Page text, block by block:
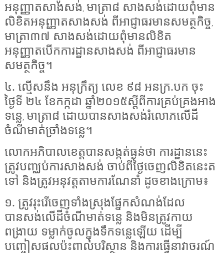
អនុញ្ញាតសាងសង់ , មាត្រា៨ សាងសង់ដោយពុំមាន
លិខិតអនុញ្ញាតសាងសង់ ពីអាជ្ញាធរមានសមត្ថកិច្ច ,
មាត្រា៣៧ សាងសង់ដោយពុំមានលិខិត
អនុញ្ញាតបើកការដ្ឋានសាងសង់ ពីអាជ្ញាធរមាន
សមត្ថកិច្ច។
៤. ល្មើសនឹង អនុក្រឹត្យ លេខ ៩៨ អនក្រ.បក ចុះ
ថ្ងៃទី ២៤ ខែកក្កដា ឆ្នាំ២០១៥ស្តីពីការគ្រប់គ្រងអាង
ទន្លេ , មាត្រា៨ ដោយបានសាងសង់រំលោភលើដី
ចំណីមាត់ច្រាំងទន្លេ។
លោកអភិបាលខេត្តបានសង្កត់ធ្ងន់ថា ការដ្ឋាននេះ
ត្រូវបញ្ឈប់ការសាងសង់ ចាប់ពីថ្ងៃចេញលិខិតនេះត
ទៅ និងត្រូវអនុវត្តតាមការណែនាំ ដូចខាងក្រោម៖
១. ត្រូវរុះរើចេញទាំងស្រុងផ្នែកសំណង់ដែល
បានសង់លើដីចំណីមាត់ទន្លេ និងមិនត្រូវកាយ
ពង្រាយ ទម្លាក់ចូលក្នុងទឹកទន្លេឡើយ ដើម្បី
បញ្ចៀសផលប៉ះពាល់បរិស្ថាន និងការធ្វើនាវាចរណ៍